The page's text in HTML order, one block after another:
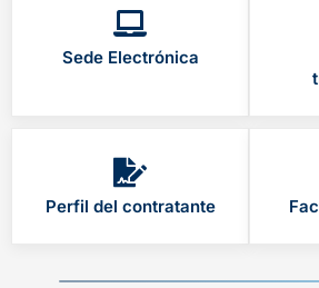
Sede Electrónica
Perfil del contratante